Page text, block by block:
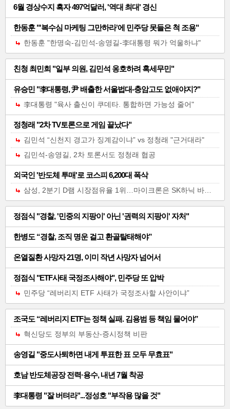
6월 경상수지 흑자 497억달러, '역대 최대' 경신
한동훈 "'복수심 마케팅 그만하라'에 민주당 못들은 척 조용"
한동훈 "한명숙-김민석-송영길-李대통령 뭐가 억울하냐"
일
반
기
사-05
친청 최민희 "일부 의원, 김민석 옹호하려 혹세무민"
유승민 "李대통령, 尹 배출한 서울법대-충암고도 없애야지?"
李대통령 "육사 출신이 쿠데타. 통합하면 가능성 줄어"
정청래 "2차 TV토론으로 게임 끝났다"
김민석 “신천지 경고가 징계감이냐” vs 정청래 "근거대라"
김민석-송영길, 2차 토론서도 정청래 협공
외국인 '반도체 투매'로 코스피 6,200대 폭삭
일
반
기
사-06
정점식 "경찰, '민중의 지팡이' 아닌 '권력의 지팡이' 자처"
한병도 “경찰, 조직 명운 걸고 환골탈태해야”
온열질환 사망자 21명, 이미 작년 사망자 넘어서
정점식 "ETF사태 국정조사해야", 민주당 또 압박
민주당 “레버리지 ETF 사태가 국정조사할 사안이냐”
일
반
기
사-07
조국도 “레버리지 ETF는 정책 실패. 김용범 등 책임 물어야”
혁신당도 정부의 부동산-증시정책 비판
송영길 "중도사퇴하면 내게 투표한 표 모두 무효표"
호남 반도체공장 전력·용수, 내년 7월 착공
李대통령 "잘 버텨라"...정성호 "부작용 많을 것"